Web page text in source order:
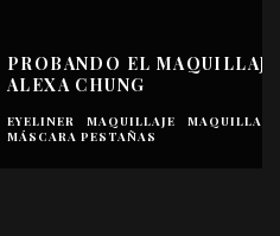
DE OJOS DE
- OJOS